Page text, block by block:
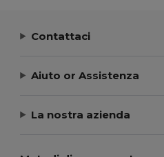
Contattaci
Aiuto or Assistenza
La nostra azienda